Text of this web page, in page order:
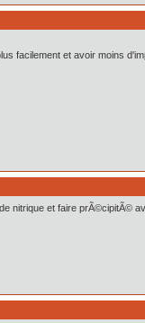
facilement et avoir moins
nitrique et faire prÃ©cipitÃ©